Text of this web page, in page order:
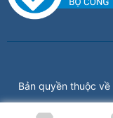
Bản quyền thuộc về